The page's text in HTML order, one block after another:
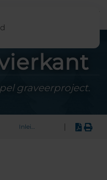
graveerproject.
Inleiding